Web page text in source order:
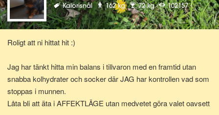
Kalorisnål 162 kg 72 kg 102157
Roligt att ni hittat hit :)
Jag har tänkt hitta min balans i tillvaron med en framtid utan
snabba kolhydrater och socker där JAG har kontrollen vad som
stoppas i munnen.
Låta bli att äta i AFFEKTLÄGE utan medvetet göra valet oavsett